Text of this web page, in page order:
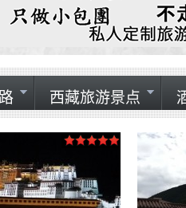
西藏旅游景点